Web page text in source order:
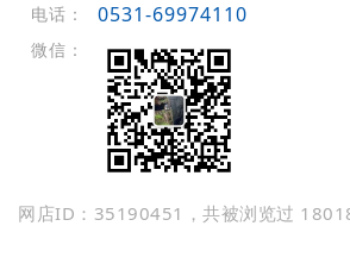
电话： 0531-69974110
微信：
网店ID：35190451，共被浏览过